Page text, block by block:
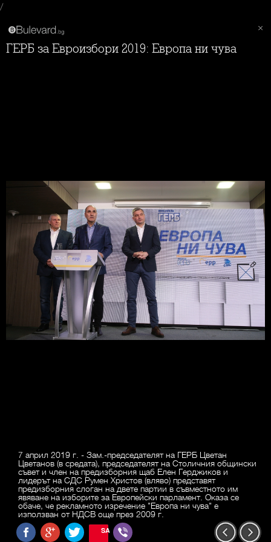
/
ГЕРБ за Евроизбори 2019: Европа ни чува
7 април 2019 г. - Зам.-председателят на ГЕРБ Цветан
Цветанов (в средата), председателят на Столичния общински
съвет и член на предизборния щаб Елен Герджиков и
лидерът на СДС Румен Христов (вляво) представят
предизборния слоган на двете партии в съвместното им
явяване на изборите за Европейски парламент. Оказа се
обаче, че рекламното изречение "Европа ни чува" е
използван от НДСВ още през 2009 г.
SAVE